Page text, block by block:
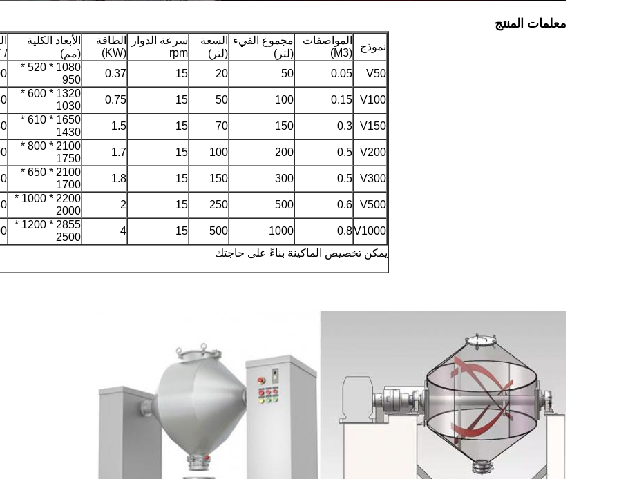
معلمات المنتج
نموذج
المواصفات
(M3)
مجموع القيء
(لتر)
السعة
(لتر)
سرعة الدوار
rpm
الطاقة
(KW)
الأبعاد الكلية
(مم)
/
V50
0.05
50
20
15
0.37
1080 * 520 *
950
V100
0.15
100
50
15
0.75
1320 * 600 *
1030
V150
0.3
150
70
15
1.5
1650 * 610 *
1430
V200
0.5
200
100
15
1.7
2100 * 800 *
1750
V300
0.5
300
150
15
1.8
2100 * 650 *
1700
V500
0.6
500
250
15
2
2200 * 1000 *
2000
V1000
0.8
1000
500
15
4
2855 * 1200 *
2500
يمكن تخصيص الماكينة بناءً على حاجتك